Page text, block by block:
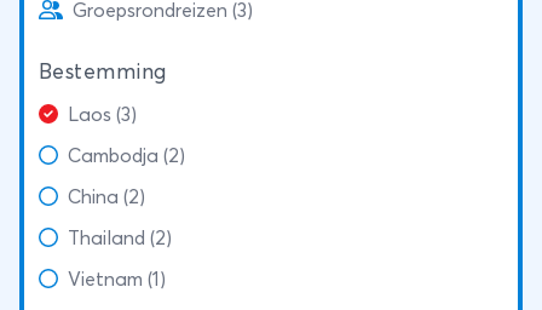
Groepsrondreizen (3)
Bestemming
Laos (3)
Cambodja (2)
China (2)
Thailand (2)
Vietnam (1)